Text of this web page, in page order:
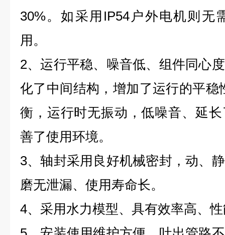
30%。如采用IP54户外电机则无
用。
2、运行平稳、噪音低、组件同心
化了中间结构，增加了运行的平稳
衡，运行时无振动，低噪音、延
善了使用环境。
3、轴封采用良好机械密封，动、
磨无泄漏、使用寿命长。
4、采用水力模型、具有效率高、